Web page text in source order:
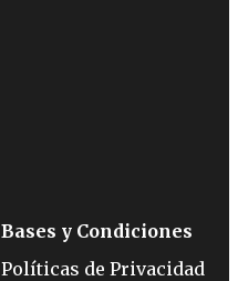
Bases y Condiciones
Políticas de Privacidad